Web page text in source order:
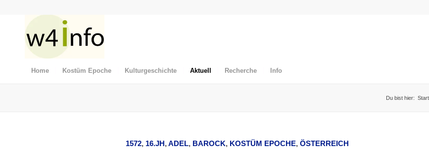
Home Kostüm Epoche Kulturgeschichte Aktuell Recherche Info
Du bist hier:
1572, 16.JH,ADEL, BAROCK, KOSTÜM EPOCHE, ÖSTERREICH